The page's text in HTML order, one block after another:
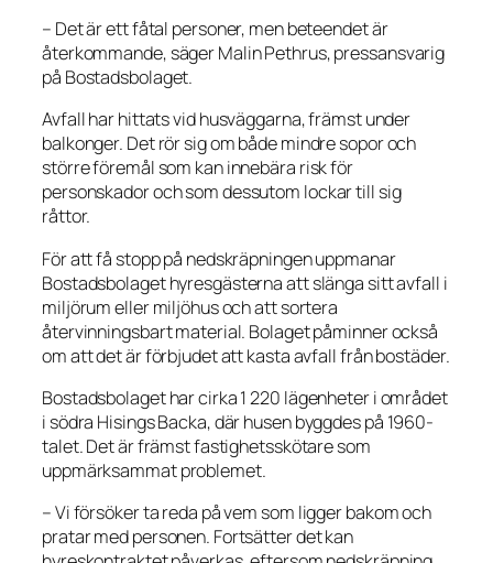
– Det är ett fåtal personer, men beteendet är
återkommande, säger Malin Pethrus, pressansvarig
på Bostadsbolaget.
Avfall har hittats vid husväggarna, främst under
balkonger. Det rör sig om både mindre sopor och
större föremål som kan innebära risk för
personskador och som dessutom lockar till sig
råttor.
För att få stopp på nedskräpningen uppmanar
Bostadsbolaget hyresgästerna att slänga sitt avfall i
miljörum eller miljöhus och att sortera
återvinningsbart material. Bolaget påminner också
om att det är förbjudet att kasta avfall från bostäder.
Bostadsbolaget har cirka 1 220 lägenheter i området
i södra Hisings Backa, där husen byggdes på 1960-
talet. Det är främst fastighetsskötare som
uppmärksammat problemet.
– Vi försöker ta reda på vem som ligger bakom och
pratar med personen. Fortsätter det kan